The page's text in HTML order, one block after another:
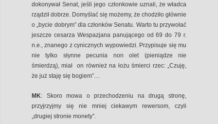
dokonywał Senat, jeśli jego członkowie uznali, że władca
rządził dobrze. Domyślać się możemy, że chodziło głównie
o „bycie dobrym” dla członków Senatu. Warto tu przywołać
jeszcze cesarza Wespazjana panującego od 69 do 79 r.
n.e., znanego z cynicznych wypowiedzi. Przypisuje się mu
nie tylko słynne pecunia non olet (pieniądze nie
śmierdzą), miał on również na łożu śmierci rzec: „Czuję,
że już staję się bogiem”…
MK: Skoro mowa o przechodzeniu na drugą stronę,
przyjrzyjmy się nie mniej ciekawym rewersom, czyli
„drugiej stronie monety”.